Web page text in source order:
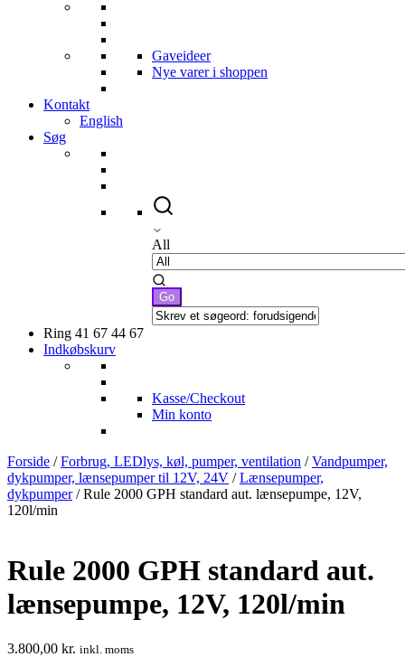
Gaveideer
Nye varer i shoppen
Kontakt
English
Søg
All
Ring 41 67 44 67
Indkøbskurv
Kasse/Checkout
Min konto
Forside /Forbrug, LEDlys, køl, pumper, ventilation /Vandpumper,
dykpumper, lænsepumper til 12V, 24V /Lænsepumper,
dykpumper/ Rule 2000 GPH standard aut. lænsepumpe, 12V,
120l/min
Rule 2000 GPH standard aut.
lænsepumpe, 12V, 120l/min
3.800,00 kr. inkl. moms